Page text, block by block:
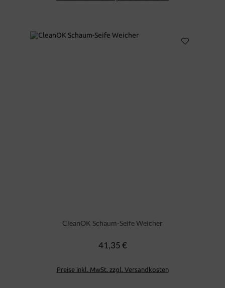
CleanOK Schaum-Seife Weicher
Regulärer Preis:
41,35 €
Preise inkl. MwSt. zzgl. Versandkosten